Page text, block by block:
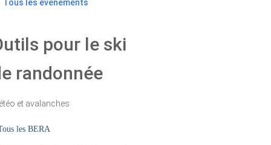
Tous les évènements
pour le ski
randonnée
et avalanches
les BERA